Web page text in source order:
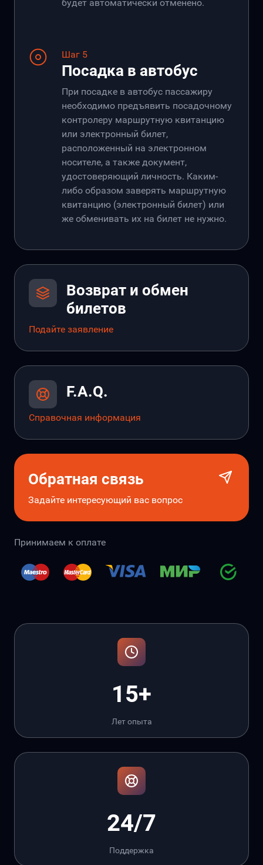
будет автоматически отменено.
Шаг 5
Посадка в автобус
При посадке в автобус пассажиру
необходимо предъявить посадочному
контролеру маршрутную квитанцию
или электронный билет,
расположенный на электронном
носителе, а также документ,
удостоверяющий личность. Каким-
либо образом заверять маршрутную
квитанцию (электронный билет) или
же обменивать их на билет не нужно.
Возврат и обмен
билетов
Подайте заявление
F.A.Q.
Справочная информация
Обратная связь
Задайте интересующий вас вопрос
Принимаем к оплате
15+
Лет опыта
24/7
Поддержка